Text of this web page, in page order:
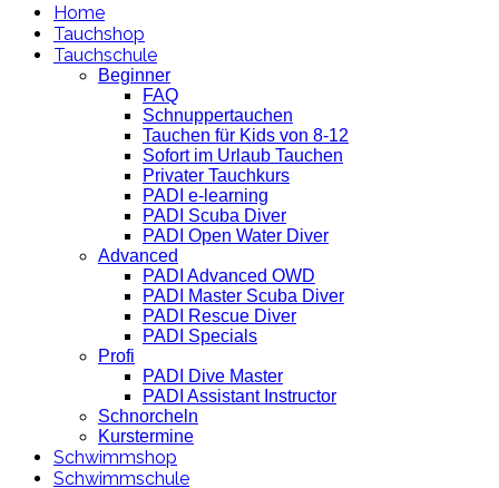
Home
Tauchshop
Tauchschule
Beginner
FAQ
Schnuppertauchen
Tauchen für Kids von 8-12
Sofort im Urlaub Tauchen
Privater Tauchkurs
PADI e-learning
PADI Scuba Diver
PADI Open Water Diver
Advanced
PADI Advanced OWD
PADI Master Scuba Diver
PADI Rescue Diver
PADI Specials
Profi
PADI Dive Master
PADI Assistant Instructor
Schnorcheln
Kurstermine
Schwimmshop
Schwimmschule